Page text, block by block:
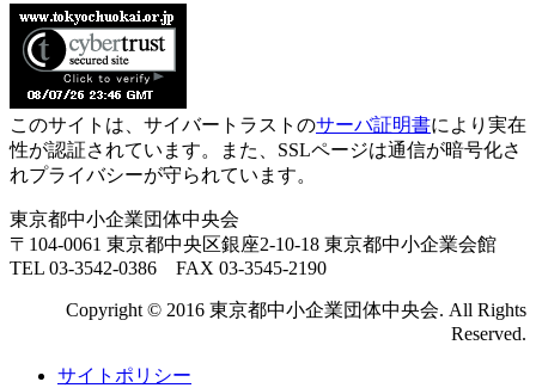
このサイトは、サイバートラストのサーバ証明書により実在
性が認証されています。また、SSLページは通信が暗号化さ
れプライバシーが守られています。
東京都中小企業団体中央会
〒104-0061 東京都中央区銀座2-10-18 東京都中小企業会館
TEL 03-3542-0386 FAX 03-3545-2190
Copyright © 2016 東京都中小企業団体中央会. All Rights
Reserved.
サイトポリシー